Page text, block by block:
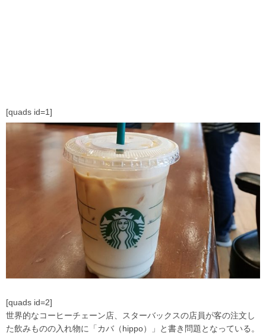
[quads id=1]
[quads id=2]
世界的なコーヒーチェーン店、スターバックスの店員が客の注文し
た飲みものの入れ物に「カバ（hippo）」と書き問題となっている。